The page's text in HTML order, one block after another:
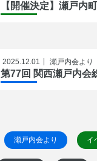
【開催決定】瀬戸内
第77回 関西瀬戸内会
瀬戸内会より
2025.12.01
瀬戸内会より イ